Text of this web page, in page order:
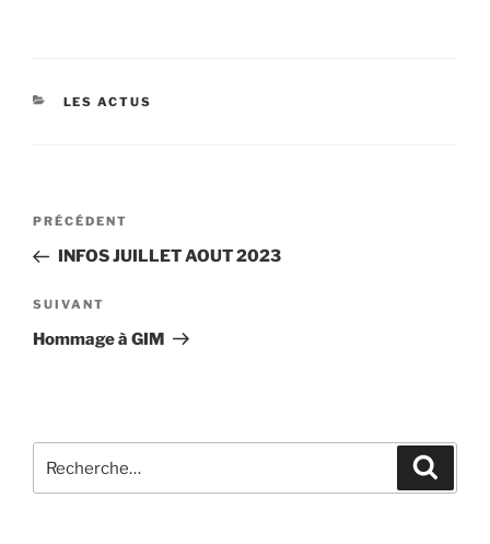
CATÉGORIES
LES ACTUS
Navigation
l’article
Article
précédent
PRÉCÉDENT
INFOS JUILLET AOUT 2023
Article
suivant
SUIVANT
Hommage à GIM
pour